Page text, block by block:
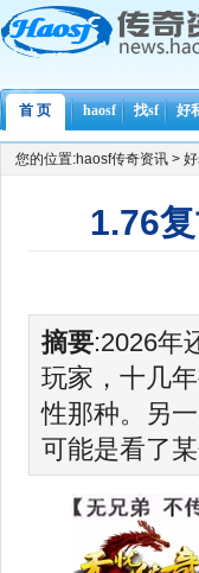
首 页 haosf 找sf 好
您的位置:haosf传奇资讯 >
1.76
摘要:2026年
玩家，十几
性那种。另
可能是看了